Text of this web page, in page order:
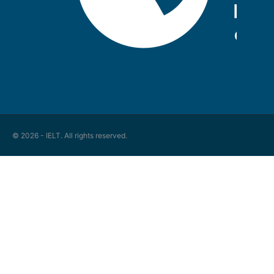
© 2026 - IELT. All rights reserved.